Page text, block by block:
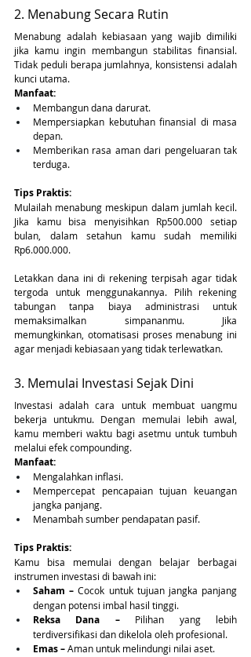
2. Menabung Secara Rutin
Menabung adalah kebiasaan yang wajib dimiliki
jika kamu ingin membangun stabilitas finansial.
Tidak peduli berapa jumlahnya, konsistensi adalah
kunci utama.
Manfaat:
Membangun dana darurat.
Mempersiapkan kebutuhan finansial di masa
depan.
Memberikan rasa aman dari pengeluaran tak
terduga.
Tips Praktis:
Mulailah menabung meskipun dalam jumlah kecil.
Jika kamu bisa menyisihkan Rp500.000 setiap
bulan, dalam setahun kamu sudah memiliki
Rp6.000.000.
Letakkan dana ini di rekening terpisah agar tidak
tergoda untuk menggunakannya. Pilih rekening
tabungan tanpa biaya administrasi untuk
memaksimalkan simpananmu. Jika
memungkinkan, otomatisasi proses menabung ini
agar menjadi kebiasaan yang tidak terlewatkan.
3. Memulai Investasi Sejak Dini
Investasi adalah cara untuk membuat uangmu
bekerja untukmu. Dengan memulai lebih awal,
kamu memberi waktu bagi asetmu untuk tumbuh
melalui efek compounding.
Manfaat:
Mengalahkan inflasi.
Mempercepat pencapaian tujuan keuangan
jangka panjang.
Menambah sumber pendapatan pasif.
Tips Praktis:
Kamu bisa memulai dengan belajar berbagai
instrumen investasi di bawah ini:
Saham – Cocok untuk tujuan jangka panjang
dengan potensi imbal hasil tinggi.
Reksa Dana – Pilihan yang lebih
terdiversifikasi dan dikelola oleh profesional.
Emas – Aman untuk melindungi nilai aset.